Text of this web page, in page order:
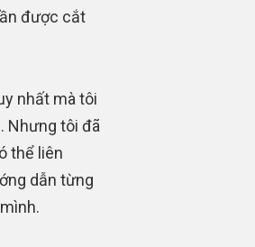
được cắt
nhất mà tôi
Nhưng tôi đã
thể liên
dẫn từng